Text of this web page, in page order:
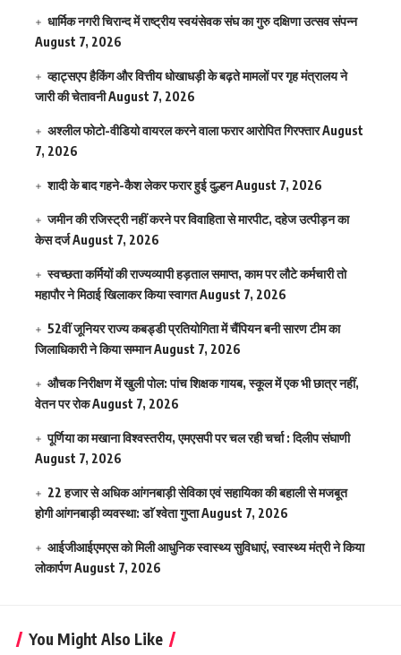
धार्मिक नगरी चिरान्द में राष्ट्रीय स्वयंसेवक संघ का गुरु दक्षिणा उत्सव संपन्न
August 7, 2026
व्हाट्सएप हैकिंग और वित्तीय धोखाधड़ी के बढ़ते मामलों पर गृह मंत्रालय ने
जारी की चेतावनीAugust 7, 2026
अश्लील फोटो-वीडियो वायरल करने वाला फरार आरोपित गिरफ्तारAugust
7, 2026
शादी के बाद गहने-कैश लेकर फरार हुई दुल्हनAugust 7, 2026
जमीन की रजिस्ट्री नहीं करने पर विवाहिता से मारपीट, दहेज उत्पीड़न का
केस दर्जAugust 7, 2026
स्वच्छता कर्मियों की राज्यव्यापी हड़ताल समाप्त, काम पर लौटे कर्मचारी तो
महापौर ने मिठाई खिलाकर किया स्वागतAugust 7, 2026
52वीं जूनियर राज्य कबड्डी प्रतियोगिता में चैंपियन बनी सारण टीम का
जिलाधिकारी ने किया सम्मानAugust 7, 2026
औचक निरीक्षण में खुली पोल: पांच शिक्षक गायब, स्कूल में एक भी छात्र नहीं,
वेतन पर रोकAugust 7, 2026
पूर्णिया का मखाना विश्वस्तरीय, एमएसपी पर चल रही चर्चा : दिलीप संघाणी
August 7, 2026
22 हजार से अधिक आंगनबाड़ी सेविका एवं सहायिका की बहाली से मजबूत
होगी आंगनबाड़ी व्यवस्था: डाॅ श्वेता गुप्ताAugust 7, 2026
आईजीआईएमएस काे मिली आधुनिक स्वास्थ्य सुविधाएं, स्वास्थ्य मंत्री ने किया
लोकार्पणAugust 7, 2026
You Might Also Like